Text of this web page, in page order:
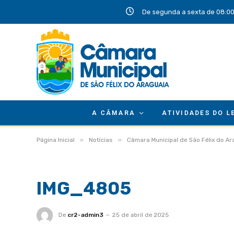
De segunda a sexta de
A CÂMARA ATIVIDADES DO
Página Inicial » Notícias » Câmara Municipal de São Félix do
IMG_4805
De cr2-admin3 25 de abril de 2025